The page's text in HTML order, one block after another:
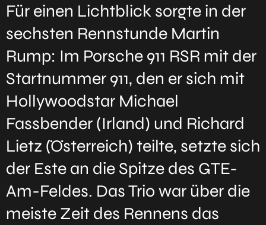
Für einen Lichtblick sorgte in der
sechsten Rennstunde Martin
Rump: Im Porsche 911 RSR mit der
Startnummer 911, den er sich mit
Hollywoodstar Michael
Fassbender (Irland) und Richard
Lietz (Österreich) teilte, setzte sich
der Este an die Spitze des GTE-
Am-Feldes. Das Trio war über die
meiste Zeit des Rennens das